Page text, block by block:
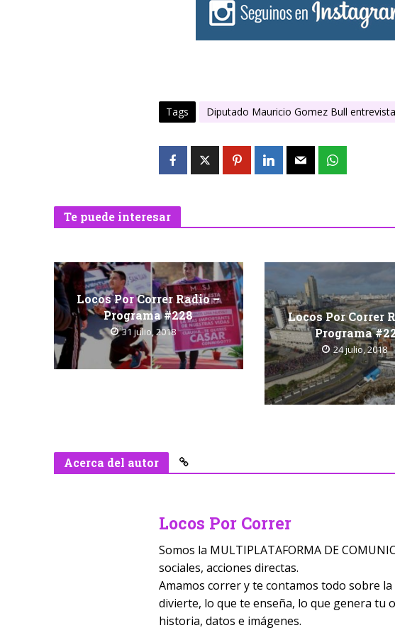
Tags Diputado Mauricio Gomez Bull entrevista
Te puede interesar
Locos Por Correr Radio –
Programa #228
31 julio, 2018
Locos Por Correr
Programa
24 julio, 2018
Acerca del autor
Locos Por Correr
Somos la MULTIPLATAFORMA DE
sociales, acciones directas.
Amamos correr y te contamos todo sobre
divierte, lo que te enseña, lo que genera tu
historia, datos e imágenes.